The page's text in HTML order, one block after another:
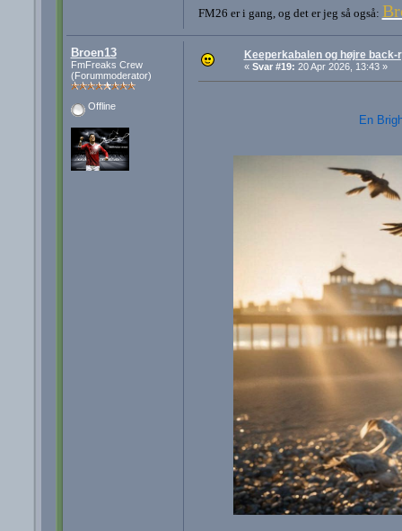
FM26 er i gang, og det er jeg så også:
Broen13
FmFreaks Crew
(Forummoderator)
Offline
Keeperkabalen og højre back-
« Svar #19: 20 Apr 2026, 13:43 »
En